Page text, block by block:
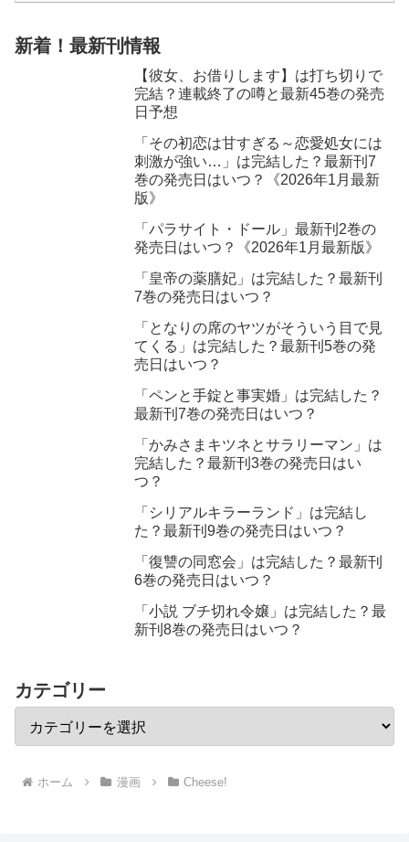
新着！最新刊情報
【彼女、お借りします】は打ち切りで
完結？連載終了の噂と最新45巻の発売
日予想
「その初恋は甘すぎる～恋愛処女には
刺激が強い…」は完結した？最新刊7
巻の発売日はいつ？《2026年1月最新
版》
「パラサイト・ドール」最新刊2巻の
発売日はいつ？《2026年1月最新版》
「皇帝の薬膳妃」は完結した？最新刊
7巻の発売日はいつ？
「となりの席のヤツがそういう目で見
てくる」は完結した？最新刊5巻の発
売日はいつ？
「ペンと手錠と事実婚」は完結した？
最新刊7巻の発売日はいつ？
「かみさまキツネとサラリーマン」は
完結した？最新刊3巻の発売日はい
つ？
「シリアルキラーランド」は完結し
た？最新刊9巻の発売日はいつ？
「復讐の同窓会」は完結した？最新刊
6巻の発売日はいつ？
「小説 ブチ切れ令嬢」は完結した？最
新刊8巻の発売日はいつ？
カテゴリー
ホーム 漫画 Cheese!